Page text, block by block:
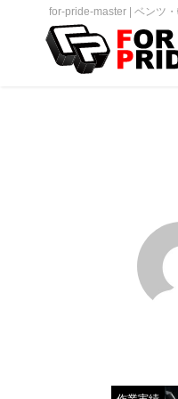
for-pride-master | ベンツ